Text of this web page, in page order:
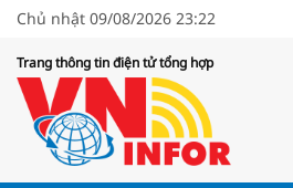
Chủ nhật 09/08/2026 23:22
Trang thông tin điện tử tổng hợp